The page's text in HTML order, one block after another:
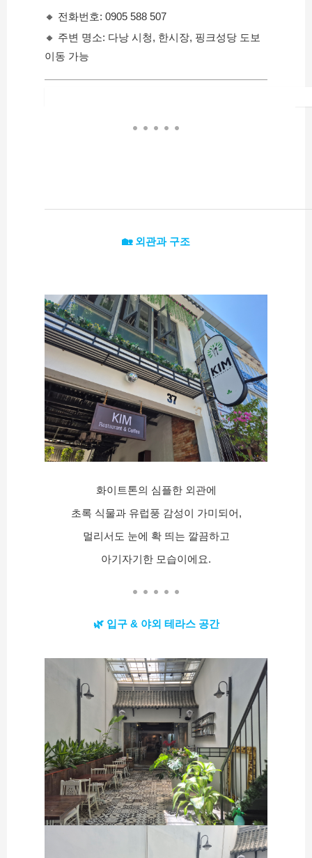
🔸 전화번호: 0905 588 507
🔸 주변 명소: 다낭 시청, 한시장, 핑크성당 도보
이동 가능
🏡 외관과 구조
화이트톤의 심플한 외관에
초록 식물과 유럽풍 감성이 가미되어,
멀리서도 눈에 확 띄는 깔끔하고
아기자기한 모습이에요.
🌿 입구 & 야외 테라스 공간